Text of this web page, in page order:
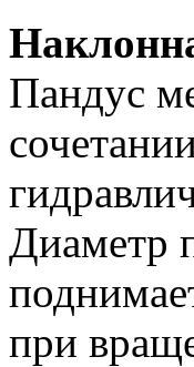
Пандус
Диаметр
при